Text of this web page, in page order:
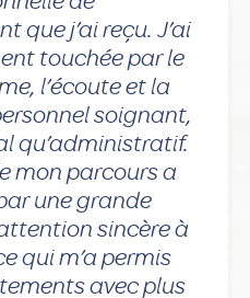
que j’ai reçu. J’ai
touchée par le
l’écoute et la
soignant,
qu’administratif.
mon parcours a
une grande
sincère à
qui m’a permis
avec plus